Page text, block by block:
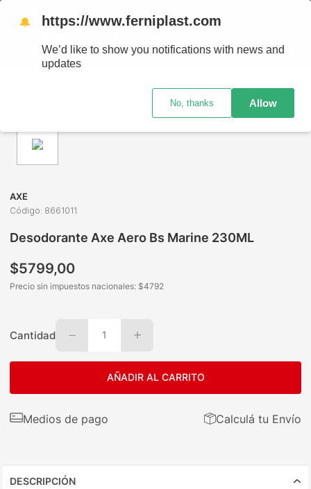
AXE
Código: 8661011
Desodorante Axe Aero Bs Marine 230ML
$5799,00
Precio sin impuestos nacionales: $4792
Cantidad 1
AÑADIR AL CARRITO
Medios de pago Calculá tu Envío
DESCRIPCIÓN
🔔 https://www.ferniplast.com
We’d like to show you notifications with news and
updates
No, thanks Allow